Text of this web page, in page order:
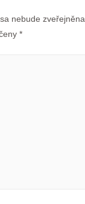
nebude zveřejněna.
*